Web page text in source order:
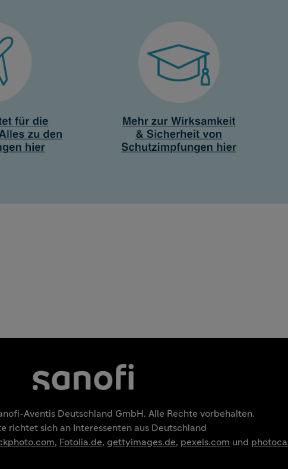
Aventis Deutschland GmbH. Alle Rechte vorbehalten.
richtet sich an Interessenten aus Deutschland
, Fotolia.de, gettyimages.de, pexels.com und